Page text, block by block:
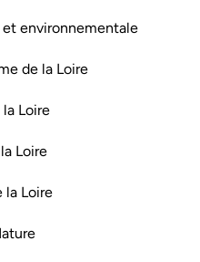
environnementale
de la Loire
Loire
Loire
la Loire